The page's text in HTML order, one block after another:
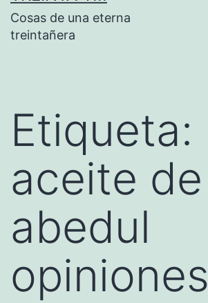
Cosas de una eterna
treintañera
Etiqueta:
aceite de
abedul
opiniones